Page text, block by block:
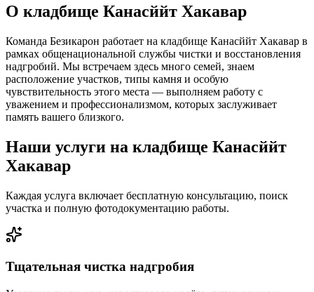
О кладбище Канасййт Хакавар
Команда Безикарон работает на кладбище Канасййт Хакавар в
рамках общенациональной службы чистки и восстановления
надгробий. Мы встречаем здесь много семей, знаем
расположение участков, типы камня и особую
чувствительность этого места — выполняем работу с
уважением и профессионализмом, которых заслуживает
память вашего близкого.
Наши услуги на кладбище Канасййт
Хакавар
Каждая услуга включает бесплатную консультацию, поиск
участка и полную фотодокументацию работы.
Тщательная чистка надгробия